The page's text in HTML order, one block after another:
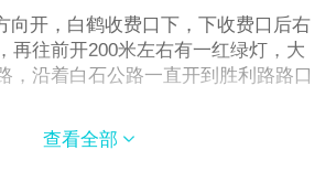
向开，白鹤收费口下，下收费口后右
再往前开200米左右有一红绿灯，大
，沿着白石公路一直开到胜利路路口
查看全部 